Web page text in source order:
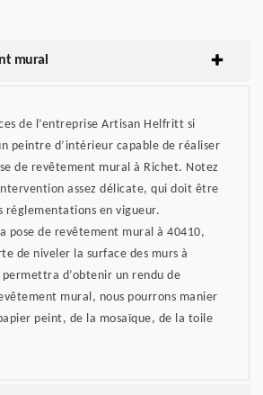
mural
de l’entreprise Artisan Helfritt si
peintre d’intérieur capable de réaliser
de revêtement mural à Richet. Notez
intervention assez délicate, qui doit être
réglementations en vigueur.
pose de revêtement mural à 40410,
de niveler la surface des murs à
permettra d’obtenir un rendu de
mural, nous pourrons manier
peint, de la mosaïque, de la toile